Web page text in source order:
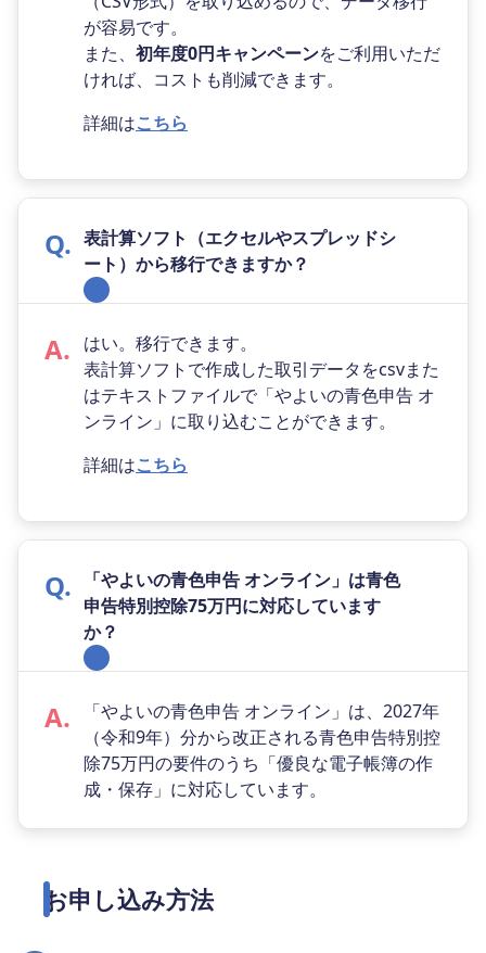
が容易です。
また、 初年度0円キャンペーンをご利用いただ
ければ、コストも削減できます。
詳細はこちら
表計算ソフト（エクセルやスプレッドシ
ート）から移行できますか？
はい。移行できます。
表計算ソフトで作成した取引データをcsvまた
はテキストファイルで「やよいの青色申告 オ
ンライン」に取り込むことができます。
詳細はこちら
「やよいの青色申告 オンライン」は青色
申告特別控除75万円に対応しています
か？
「やよいの青色申告 オンライン」は、2027年
（令和9年）分から改正される青色申告特別控
除75万円の要件のうち「優良な電子帳簿の作
成・保存」に対応しています。
お申し込み方法